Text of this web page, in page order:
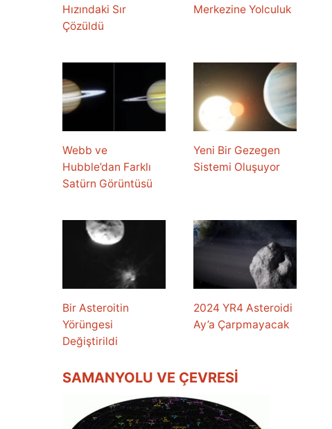
Hızındaki Sır
Çözüldü
Merkezine Yolculuk
Webb ve
Hubble’dan Farklı
Satürn Görüntüsü
Yeni Bir Gezegen
Sistemi Oluşuyor
Bir Asteroitin
Yörüngesi
Değiştirildi
2024 YR4 Asteroidi
Ay’a Çarpmayacak
SAMANYOLU VE ÇEVRESI